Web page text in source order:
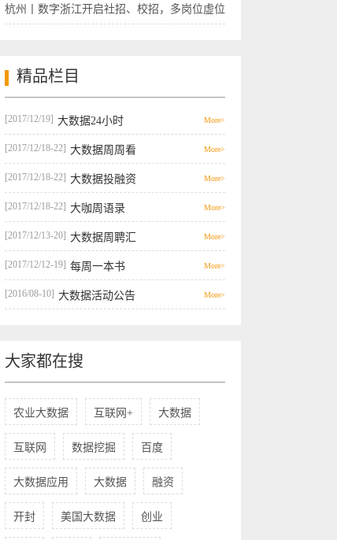
待
杭州丨数字浙江开启社招、校招，多岗位虚位
精品栏目
[2017/12/19] 大数据24小时 More>
[2017/12/18-22] 大数据周周看 More>
[2017/12/18-22] 大数据投融资 More>
[2017/12/18-22] 大咖周语录 More>
[2017/12/13-20] 大数据周聘汇 More>
[2017/12/12-19] 每周一本书 More>
[2016/08-10] 大数据活动公告 More>
大家都在搜
农业大数据 互联网+ 大数据
互联网 数据挖掘 百度
大数据应用 大数据 融资
开封 美国大数据 创业